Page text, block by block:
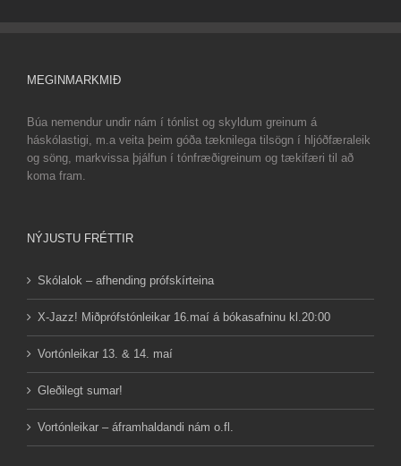
MEGINMARKMIÐ
Búa nemendur undir nám í tónlist og skyldum greinum á
háskólastigi, m.a veita þeim góða tæknilega tilsögn í hljóðfæraleik
og söng, markvissa þjálfun í tónfræðigreinum og tækifæri til að
koma fram.
NÝJUSTU FRÉTTIR
Skólalok – afhending prófskírteina
X-Jazz! Miðprófstónleikar 16.maí á bókasafninu kl.20:00
Vortónleikar 13. & 14. maí
Gleðilegt sumar!
Vortónleikar – áframhaldandi nám o.fl.